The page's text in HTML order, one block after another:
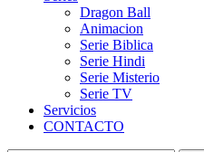
Dragon Ball
Animacion
Serie Biblica
Serie Hindi
Serie Misterio
Serie TV
Servicios
CONTACTO